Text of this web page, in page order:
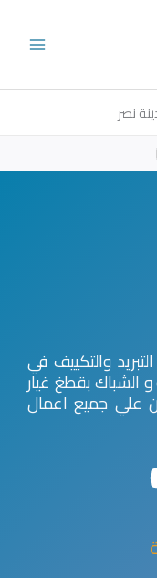
نصر
والتكييف في
و الشباك بقطغ غيار
علي جميع اعمال